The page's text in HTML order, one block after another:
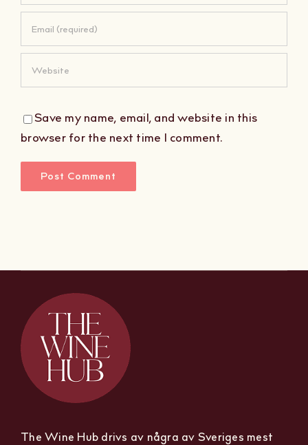
Save my name, email, and website in this
browser for the next time I comment.
The Wine Hub drivs av några av Sveriges mest